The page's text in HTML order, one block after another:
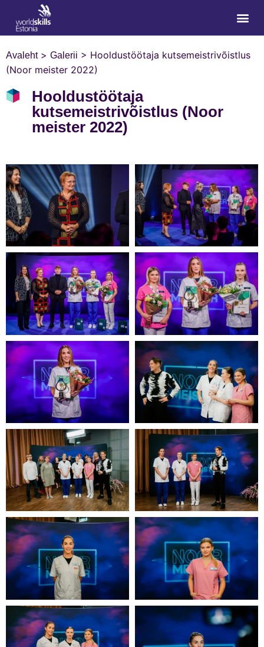
Avaleht> Galerii > Hooldustöötaja kutsemeistrivõistlus
(Noor meister 2022)
Hooldustöötaja
kutsemeistrivõistlus (Noor
meister 2022)